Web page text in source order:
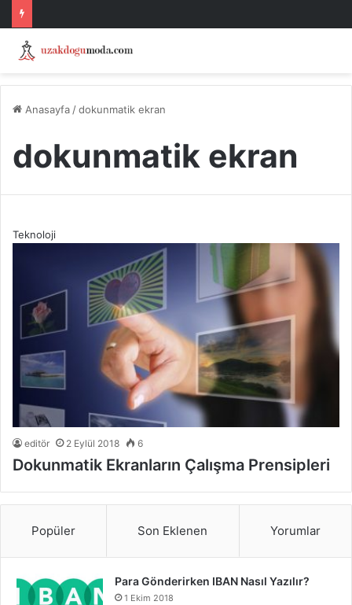
Anasayfa /dokunmatik ekran
dokunmatik ekran
Teknoloji
editör 2 Eylül 2018 6
Dokunmatik Ekranların Çalışma Prensipleri
Popüler Son Eklenen Yorumlar
Para Gönderirken IBAN Nasıl Yazılır?
1 Ekim 2018